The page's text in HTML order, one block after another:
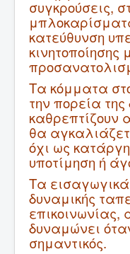
συγκρούσεις,
κατεύθυνση
Τα κόμματα
την πορεία
καθρεπτίζουν
θα
όχι ως
υποτίμηση ή
Τα
δυναμικής
δυναμώνει
σημαντικός.